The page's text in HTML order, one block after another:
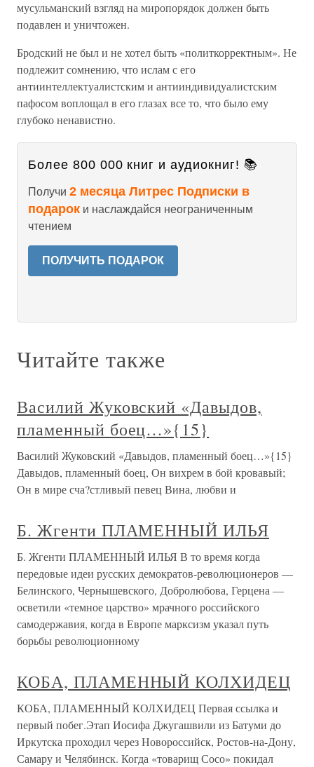
мусульманский взгляд на миропорядок должен быть
подавлен и уничтожен.
Бродский не был и не хотел быть «политкорректным». Не
подлежит сомнению, что ислам с его
антиинтеллектуалистским и антииндивидуалистским
пафосом воплощал в его глазах все то, что было ему
глубоко ненавистно.
Более 800 000 книг и аудиокниг! 📚
Получи 2 месяца Литрес Подписки в
подарок и наслаждайся неограниченным
чтением
ПОЛУЧИТЬ ПОДАРОК
Читайте также
Василий Жуковский «Давыдов,
пламенный боец…»{15}
Василий Жуковский «Давыдов, пламенный боец…»{15}
Давыдов, пламенный боец, Он вихрем в бой кровавый;
Он в мире сча?стливый певец Вина, любви и
Б. Жгенти ПЛАМЕННЫЙ ИЛЬЯ
Б. Жгенти ПЛАМЕННЫЙ ИЛЬЯ В то время когда
передовые идеи русских демократов-революционеров —
Белинского, Чернышевского, Добролюбова, Герцена —
осветили «темное царство» мрачного российского
самодержавия, когда в Европе марксизм указал путь
борьбы революционному
КОБА, ПЛАМЕННЫЙ КОЛХИДЕЦ
КОБА, ПЛАМЕННЫЙ КОЛХИДЕЦ Первая ссылка и
первый побег.Этап Иосифа Джугашвили из Батуми до
Иркутска проходил через Новороссийск, Ростов-на-Дону,
Самару и Челябинск. Когда «товарищ Сосо» покидал